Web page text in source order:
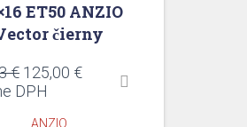
ET50 ANZIO
čierny
€ Pôvodná
cena
125,00 €Aktuálna
DPH
ANZIO